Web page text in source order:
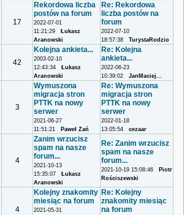
17
Rekordowa liczba
postów na forum
2022-07-01
11:21:29 Łukasz
Aranowski
Re: Rekordowa
liczba postów na
forum
2022-07-10
18:57:38 TurystaRodzio
42
Kolejna ankieta...
2003-02-10
12:43:34 Łukasz
Aranowski
Re: Kolejna
ankieta...
2022-06-23
10:39:02 JanMaciej...
3
Wymuszona
migracja stron
PTTK na nowy
serwer
2021-06-27
11:51:21
Paweł Zań
Re: Wymuszona
migracja stron
PTTK na nowy
serwer
2022-01-18
13:05:54 cezaar
4
Zanim wrzucisz
spam na nasze
forum...
2021-10-13
15:35:07 Łukasz
Aranowski
Re: Zanim wrzucisz
spam na nasze
forum...
2021-10-19 15:08:46
Piotr
Rościszewski
4
Kolejny znakomity
miesiąc na forum
2021-05-31
Re: Kolejny
znakomity miesiąc
na forum